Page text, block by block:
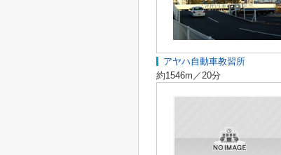
アヤハ自動車教習所
約1546m／20分